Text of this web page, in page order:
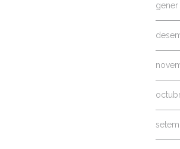
gener